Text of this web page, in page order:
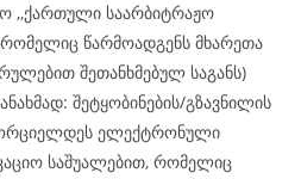
,,ქართული საარბიტრაჟო
წარმოადგენს მხარეთა
შეთანხმებულ საგანს)
შეტყობინების/გზავნილის
ელექტრონული
საშუალებით, რომელიც